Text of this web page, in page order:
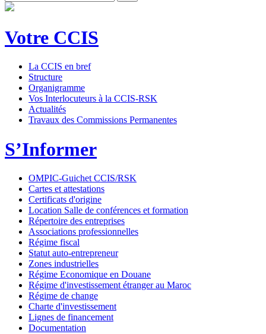
Votre CCIS
La CCIS en bref
Structure
Organigramme
Vos Interlocuteurs à la CCIS-RSK
Actualités
Travaux des Commissions Permanentes
S’Informer
OMPIC-Guichet CCIS/RSK
Cartes et attestations
Certificats d'origine
Location Salle de conférences et formation
Répertoire des entreprises
Associations professionnelles
Régime fiscal
Statut auto-entrepreneur
Zones industrielles
Régime Economique en Douane
Régime d'investissement étranger au Maroc
Régime de change
Charte d'investissement
Lignes de financement
Documentation